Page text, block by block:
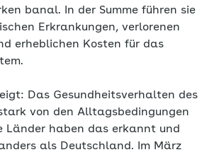
banal. In der Summe führen sie
Erkrankungen, verlorenen
erheblichen Kosten für das
Das Gesundheitsverhalten des
von den Alltagsbedingungen
Länder haben das erkannt und
als Deutschland. Im März